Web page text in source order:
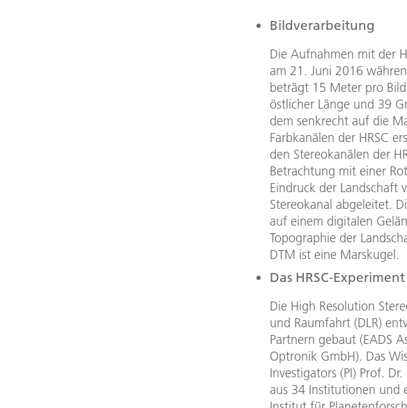
Bildverarbeitung
Die Aufnahmen mit der
am 21. Juni 2016
beträgt 15 Meter pro
östlicher Länge und 39
dem senkrecht auf die
Farbkanälen der HRSC
den Stereokanälen der
Betrachtung mit einer
Eindruck der Landschaft
Stereokanal abgeleitet.
auf einem digitalen
Topographie der
DTM ist eine Marskugel.
Das HRSC-Experiment
Die High Resolution
und Raumfahrt (DLR)
Partnern gebaut (EADS
Optronik GmbH). Das
Investigators (PI) Prof.
aus 34 Institutionen und